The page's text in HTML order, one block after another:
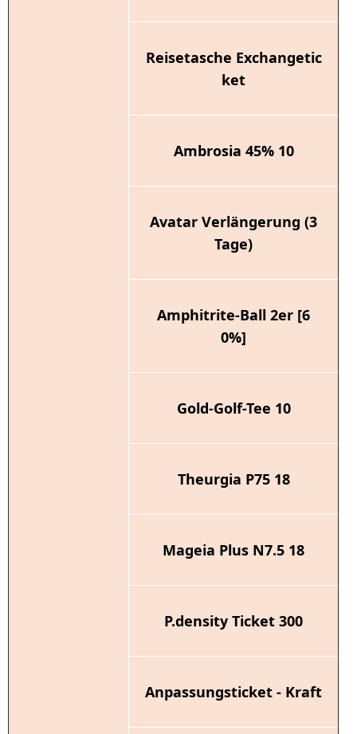
Reisetasche Exchangetic
ket
Ambrosia 45% 10
Avatar Verlängerung (3
Tage)
Amphitrite-Ball 2er [6
0%]
Gold-Golf-Tee 10
Theurgia P75 18
Mageia Plus N7.5 18
P.density Ticket 300
Anpassungsticket - Kraft